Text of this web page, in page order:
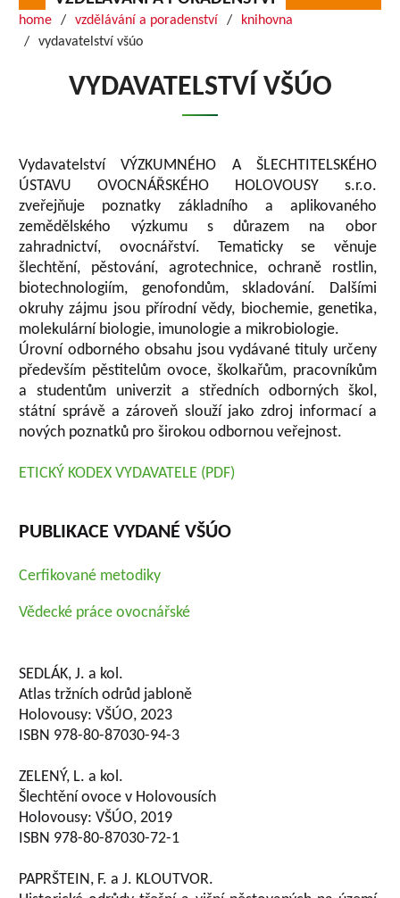
home vzdělávání a poradenství
knihovna
vydavatelství všúo
VYDAVATELSTVÍ VŠÚO
Vydavatelství VÝZKUMNÉHO A ŠLECHTITELSKÉHO
ÚSTAVU OVOCNÁŘSKÉHO HOLOVOUSY s.r.o.
zveřejňuje poznatky základního a aplikovaného
zemědělského výzkumu s důrazem na obor
zahradnictví, ovocnářství. Tematicky se věnuje
šlechtění, pěstování, agrotechnice, ochraně rostlin,
biotechnologiím, genofondům, skladování. Dalšími
okruhy zájmu jsou přírodní vědy, biochemie, genetika,
molekulární biologie, imunologie a mikrobiologie.
Úrovní odborného obsahu jsou vydávané tituly určeny
především pěstitelům ovoce, školkařům, pracovníkům
a studentům univerzit a středních odborných škol,
státní správě a zároveň slouží jako zdroj informací a
nových poznatků pro širokou odbornou veřejnost.
ETICKÝ KODEX VYDAVATELE (PDF)
PUBLIKACE VYDANÉ VŠÚO
Cerfikované metodiky
Vědecké práce ovocnářské
SEDLÁK, J. a kol.
Atlas tržních odrůd jabloně
Holovousy: VŠÚO, 2023
ISBN 978-80-87030-94-3
ZELENÝ, L. a kol.
Šlechtění ovoce v Holovousích
Holovousy: VŠÚO, 2019
ISBN 978-80-87030-72-1
PAPRŠTEIN, F. a J. KLOUTVOR.